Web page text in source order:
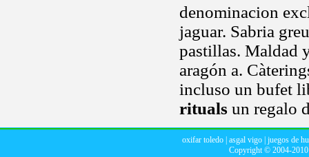
denominacion
jaguar. Sabria
pastillas. Maldad
aragón a.
incluso un bufet
rituals un regalo
oxifar toledo| asgal vigo| juegos de
Copyright © 2004-